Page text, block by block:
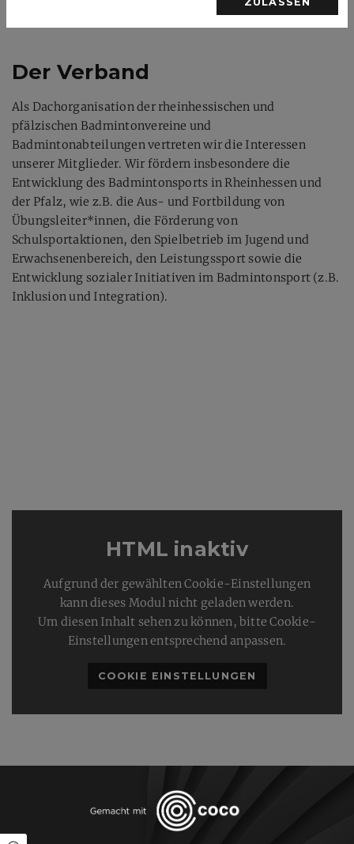
Der Verband
Als Dachorganisation der rheinhessischen und
pfälzischen Badmintonvereine und
Badmintonabteilungen vertreten wir die Interessen
unserer Mitglieder. Wir fördern insbesondere die
Entwicklung des Badmintonsports in Rheinhessen und
der Pfalz, wie z.B. die Aus- und Fortbildung von
Übungsleiter*innen, die Förderung von
Schulsportaktionen, den Spielbetrieb im Jugend und
Erwachsenenbereich, den Leistungssport sowie die
Entwicklung sozialer Initiativen im Badmintonsport (z.B.
Inklusion und Integration).
HTML inaktiv
Aufgrund der gewählten Cookie-Einstellungen
kann dieses Modul nicht geladen werden.
Um diesen Inhalt sehen zu können, bitte Cookie-
Einstellungen entsprechend anpassen.
COOKIE EINSTELLUNGEN